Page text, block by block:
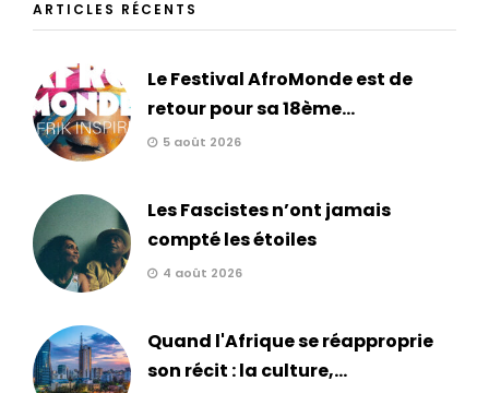
ARTICLES RÉCENTS
Le Festival AfroMonde est de
retour pour sa 18ème...
5 août 2026
Les Fascistes n’ont jamais
compté les étoiles
4 août 2026
Quand l'Afrique se réapproprie
son récit : la culture,...